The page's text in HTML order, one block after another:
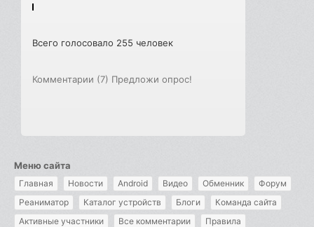
Всего голосовало 255 человек
Комментарии (7) Предложи опрос!
Меню сайта
Главная Новости Android Видео Обменник
Форум
Реаниматор
Каталог устройств Блоги
Команда сайта
Активные участники
Все комментарии Правила